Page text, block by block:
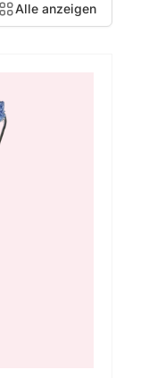
Alle anzeigen